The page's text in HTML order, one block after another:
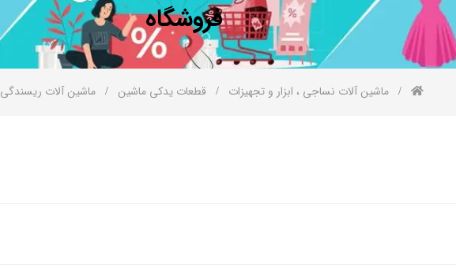
فروشگاه
ماشین آلات نساجی ، ابزار و تجهیزات قطعات یدکی ماشین ماشین آلات ریسندگی